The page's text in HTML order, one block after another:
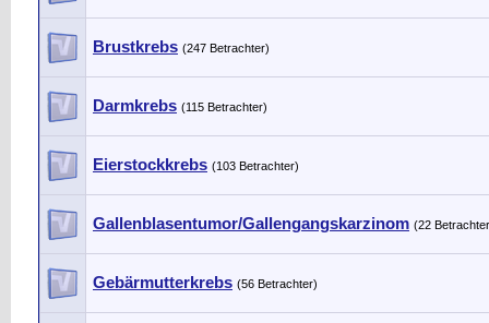
Brustkrebs (247 Betrachter)
Darmkrebs (115 Betrachter)
Eierstockkrebs (103 Betrachter)
Gallenblasentumor/Gallengangskarzinom (22
Gebärmutterkrebs (56 Betrachter)